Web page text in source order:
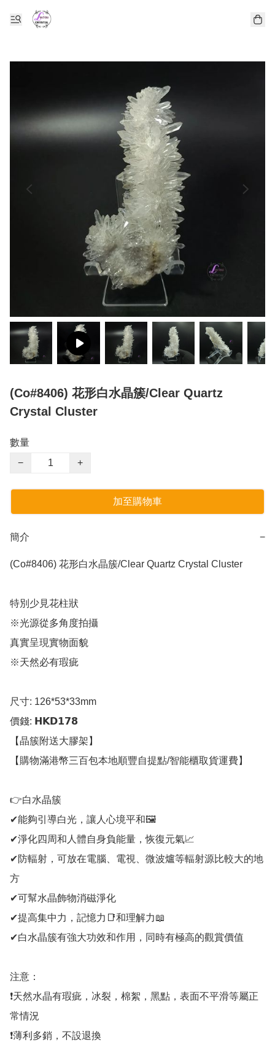
(Co#8406) 花形白水晶簇/Clear Quartz
Crystal Cluster
數量
−
+
加至購物車
簡介 −
(Co#8406) 花形白水晶簇/Clear Quartz Crystal Cluster
特別少見花柱狀
※光源從多角度拍攝
真實呈現實物面貌
※天然必有瑕疵
尺寸: 126*53*33mm
價錢: 𝗛𝗞𝗗𝟭𝟳𝟴
【晶簇附送大膠架】
【購物滿港幣三百包本地順豐自提點/智能櫃取貨運費】
👉白水晶簇
✔能夠引導白光，讓人心境平和🖼
✔淨化四周和人體自身負能量，恢復元氣📈
✔防輻射，可放在電腦、電視、微波爐等輻射源比較大的地
方
✔可幫水晶飾物消磁淨化
✔提高集中力，記憶力📑和理解力📖
✔白水晶簇有強大功效和作用，同時有極高的觀賞價值
注意：
❗天然水晶有瑕疵，冰裂，棉絮，黑點，表面不平滑等屬正
常情況
❗薄利多銷，不設退換